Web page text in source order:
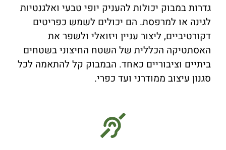
גדרות במבוק יכולות להעניק יופי טבעי ואלגנטיות
לגינה או למרפסת. הם יכולים לשמש כפריטים
דקורטיביים, ליצור עניין ויזואלי ולשפר את
האסתטיקה הכללית של השטח החיצוני בשטחים
ביתיים וציבוריים כאחד. הבמבוק קל להתאמה לכל
סגנון עיצוב ממודרני ועד כפרי.